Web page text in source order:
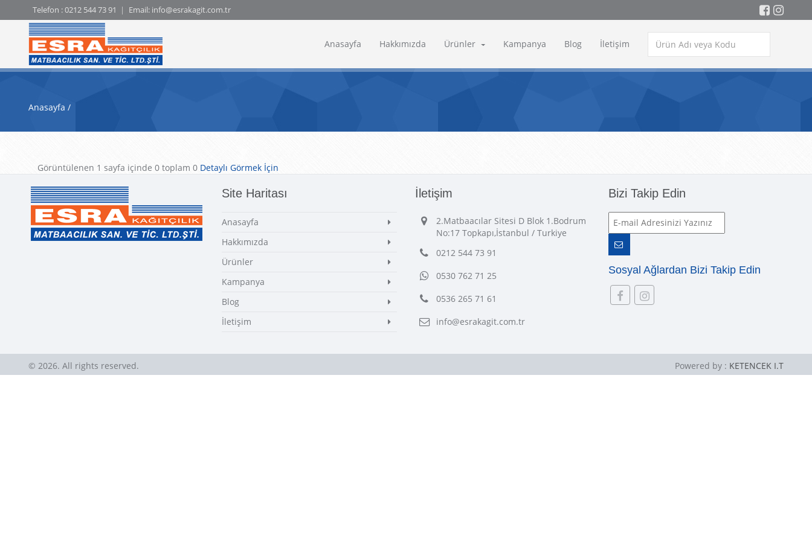
Telefon :0212 544 73 91 Email: info@esrakagit.com.tr
Anasayfa Hakkımızda Ürünler Kampanya Blog İletişim
Anasayfa
Görüntülenen 1 sayfa içinde 0 toplam 0 Detaylı Görmek İçin
Site Haritası
Anasayfa
Hakkımızda
Ürünler
Kampanya
Blog
İletişim
İletişim
2.Matbaacılar Sitesi D Blok 1.Bodrum
No:17 Topkapı,İstanbul / Turkiye
0212 544 73 91
0530 762 71 25
0536 265 71 61
info@esrakagit.com.tr
Bizi Takip Edin
Sosyal Ağlardan Bizi Takip Edin
© 2026. All rights reserved. Powered by : KETENCEK I.T